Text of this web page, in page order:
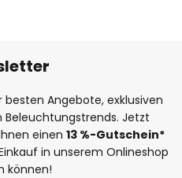
besten Angebote, exklusiven
Jetzt
einen 13 %-Gutschein*
in unserem Onlineshop
können!